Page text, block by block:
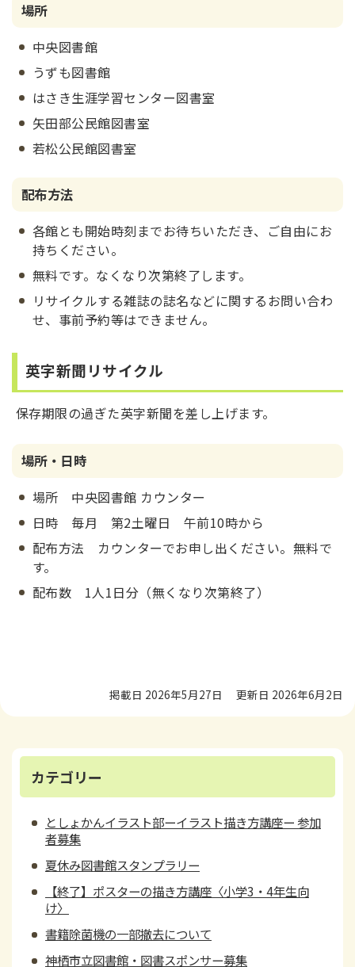
場所
中央図書館
うずも図書館
はさき生涯学習センター図書室
矢田部公民館図書室
若松公民館図書室
配布方法
各館とも開始時刻までお待ちいただき、ご自由にお
持ちください。
無料です。なくなり次第終了します。
リサイクルする雑誌の誌名などに関するお問い合わ
せ、事前予約等はできません。
英字新聞リサイクル
保存期限の過ぎた英字新聞を差し上げます。
場所・日時
場所 中央図書館 カウンター
日時 毎月 第2土曜日 午前10時から
配布方法 カウンターでお申し出ください。無料で
す。
配布数 1人1日分（無くなり次第終了）
掲載日 2026年5月27日 更新日 2026年6月2日
カテゴリー
としょかんイラスト部ーイラスト描き方講座ー 参加
者募集
夏休み図書館スタンプラリー
【終了】ポスターの描き方講座〈小学3・4年生向
け〉
書籍除菌機の一部撤去について
神栖市立図書館・図書スポンサー募集